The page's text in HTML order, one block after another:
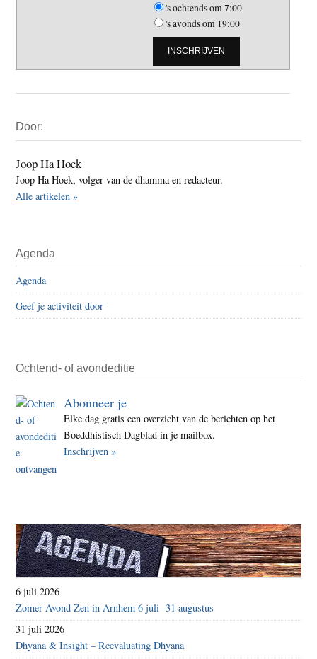
's ochtends om 7:00
's avonds om 19:00
Sidebar
Door:
Joop Ha Hoek
Joop Ha Hoek, volger van de dhamma en redacteur.
Alle artikelen »
Agenda
Agenda
Geef je activiteit door
Ochtend- of avondeditie
Abonneer je
Elke dag gratis een overzicht van de berichten op het
Boeddhistisch Dagblad in je mailbox.
Inschrijven »
6 juli 2026
Zomer Avond Zen in Arnhem 6 juli -31 augustus
31 juli 2026
Dhyana & Insight – Reevaluating Dhyana